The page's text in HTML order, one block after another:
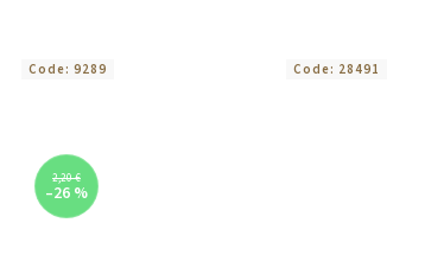
2,20 €
–26 %
Code: 9289 Code: 28491